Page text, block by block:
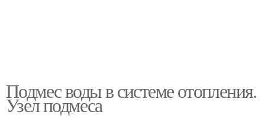
Подмес воды в системе отопления.
Узел подмеса